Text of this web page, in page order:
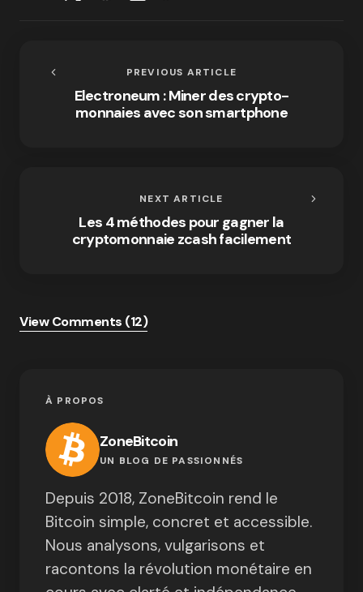
PREVIOUS ARTICLE
Electroneum : Miner des crypto-
monnaies avec son smartphone
NEXT ARTICLE
Les 4 méthodes pour gagner la
cryptomonnaie zcash facilement
View Comments (12)
À PROPOS
ZoneBitcoin
UN BLOG DE PASSIONNÉS
Depuis 2018, ZoneBitcoin rend le
Bitcoin simple, concret et accessible.
Nous analysons, vulgarisons et
racontons la révolution monétaire en